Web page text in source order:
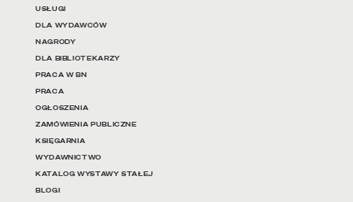
USŁUGI
DLA WYDAWCÓW
NAGRODY
DLA BIBLIOTEKARZY
PRACA W BN
PRACA
OGŁOSZENIA
ZAMÓWIENIA PUBLICZNE
KSIĘGARNIA
WYDAWNICTWO
KATALOG WYSTAWY STAŁEJ
BLOGI